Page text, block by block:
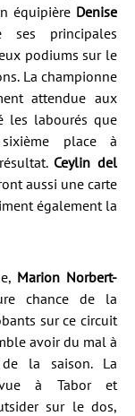
équipière Denise
ses principales
podiums sur le
La championne
attendue aux
les labourés que
place à
Ceylin del
aussi une carte
également la
Marion Norbert-
chance de la
sur ce circuit
avoir du mal à
la saison. La
à Tabor et
sur le dos,